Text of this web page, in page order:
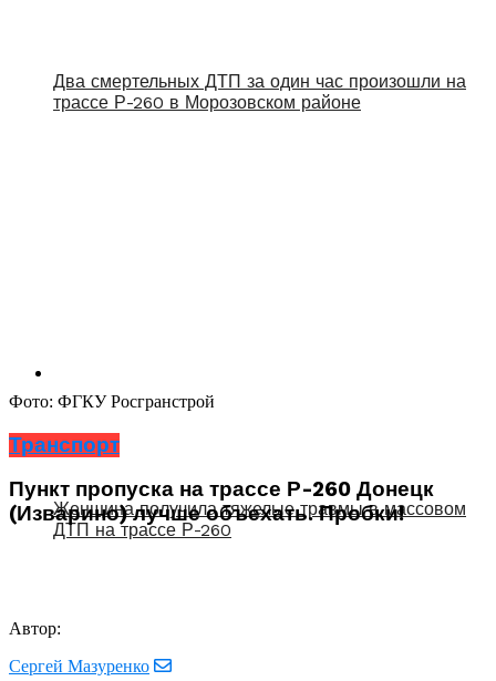
Два смертельных ДТП за один час произошли на
трассе Р-260 в Морозовском районе
Женщина получила тяжелые травмы в массовом
ДТП на трассе Р-260
Фото: ФГКУ Росгранстрой
Транспорт
Пункт пропуска на трассе Р-260 Донецк
(Изварино) лучше объехать. Пробки!
Автор:
Сергей Мазуренко